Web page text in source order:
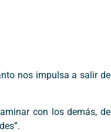
nos impulsa a salir de
con los demás, de